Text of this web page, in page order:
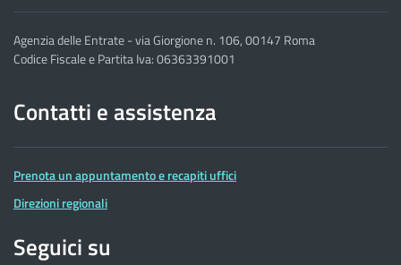
Agenzia delle Entrate - via Giorgione n. 106, 00147 Roma
Codice Fiscale e Partita Iva: 06363391001
Contatti e assistenza
Prenota un appuntamento e recapiti uffici
Direzioni regionali
Seguici su